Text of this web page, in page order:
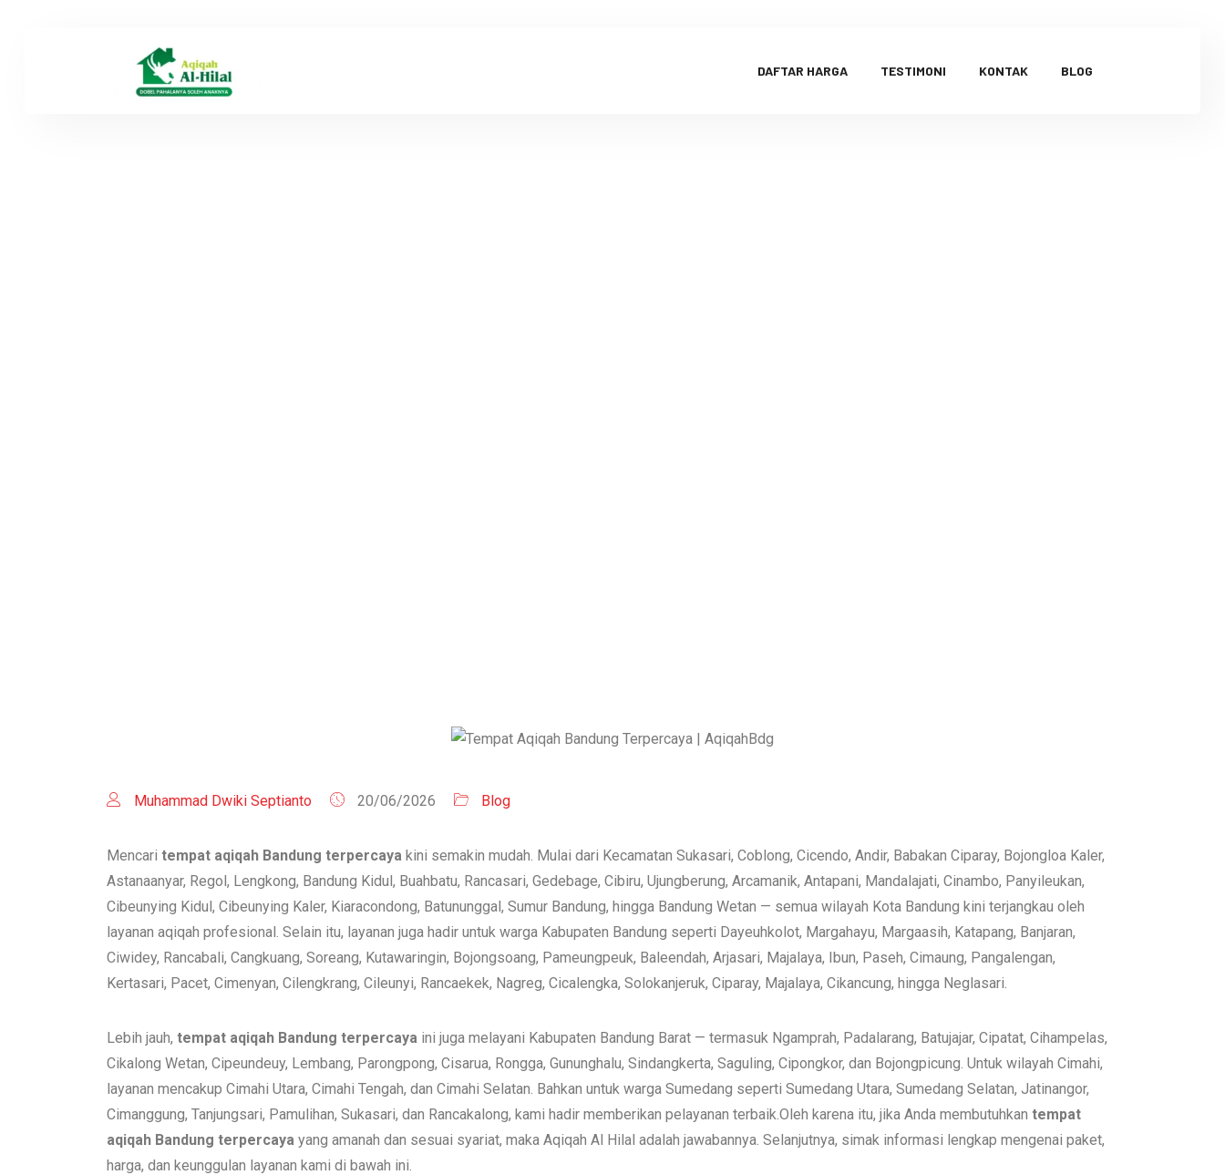
DAFTAR HARGA TESTIMONI KONTAK BLOG
Muhammad Dwiki Septianto 20/06/2026 Blog
Mencari tempat aqiqah Bandung terpercaya kini semakin mudah. Mulai dari Kecamatan Sukasari, Coblong, Cicendo, Andir, Babakan Ciparay, Bojongloa Kaler,
Astanaanyar, Regol, Lengkong, Bandung Kidul, Buahbatu, Rancasari, Gedebage, Cibiru, Ujungberung, Arcamanik, Antapani, Mandalajati, Cinambo, Panyileukan,
Cibeunying Kidul, Cibeunying Kaler, Kiaracondong, Batununggal, Sumur Bandung, hingga Bandung Wetan — semua wilayah Kota Bandung kini terjangkau oleh
layanan aqiqah profesional. Selain itu, layanan juga hadir untuk warga Kabupaten Bandung seperti Dayeuhkolot, Margahayu, Margaasih, Katapang, Banjaran,
Ciwidey, Rancabali, Cangkuang, Soreang, Kutawaringin, Bojongsoang, Pameungpeuk, Baleendah, Arjasari, Majalaya, Ibun, Paseh, Cimaung, Pangalengan,
Kertasari, Pacet, Cimenyan, Cilengkrang, Cileunyi, Rancaekek, Nagreg, Cicalengka, Solokanjeruk, Ciparay, Majalaya, Cikancung, hingga Neglasari.
Lebih jauh, tempat aqiqah Bandung terpercaya ini juga melayani Kabupaten Bandung Barat — termasuk Ngamprah, Padalarang, Batujajar, Cipatat, Cihampelas,
Cikalong Wetan, Cipeundeuy, Lembang, Parongpong, Cisarua, Rongga, Gununghalu, Sindangkerta, Saguling, Cipongkor, dan Bojongpicung. Untuk wilayah Cimahi,
layanan mencakup Cimahi Utara, Cimahi Tengah, dan Cimahi Selatan. Bahkan untuk warga Sumedang seperti Sumedang Utara, Sumedang Selatan, Jatinangor,
Cimanggung, Tanjungsari, Pamulihan, Sukasari, dan Rancakalong, kami hadir memberikan pelayanan terbaik.Oleh karena itu, jika Anda membutuhkan tempat
aqiqah Bandung terpercaya yang amanah dan sesuai syariat, maka Aqiqah Al Hilal adalah jawabannya. Selanjutnya, simak informasi lengkap mengenai paket,
harga, dan keunggulan layanan kami di bawah ini.